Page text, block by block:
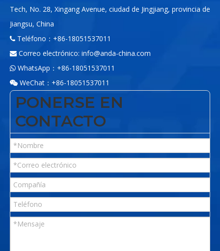
Tech, No. 28, Xingang Avenue, ciudad de Jingjiang, provincia de
Jiangsu, China
 Teléfono：+86-18051537011
 Correo electrónico: info@anda-china.com
 WhatsApp：+86-18051537011
 WeChat：+86-18051537011
PONERSE EN
CONTACTO